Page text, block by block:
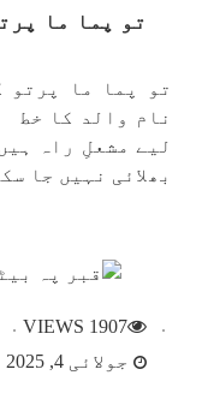
تو پما ما
تو پما ما پرتو
نام والد کا خط
لیے مشعلِ راہ
بھلائی نہیں جا
1907 VIEWS
جولائی 4, 2025